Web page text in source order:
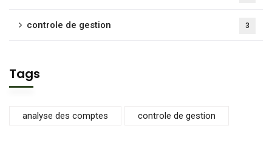
controle de gestion 3
Tags
analyse des comptes controle de gestion